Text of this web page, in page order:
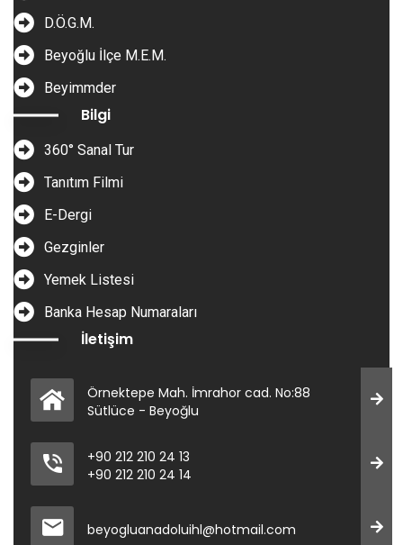
D.Ö.G.M.
Beyoğlu İlçe M.E.M.
Beyimmder
Bilgi
360° Sanal Tur
Tanıtım Filmi
E-Dergi
Gezginler
Yemek Listesi
Banka Hesap Numaraları
İletişim
Örnektepe Mah. İmrahor cad. No:88
Sütlüce - Beyoğlu
+90 212 210 24 13
+90 212 210 24 14
beyogluanadoluihl@hotmail.com